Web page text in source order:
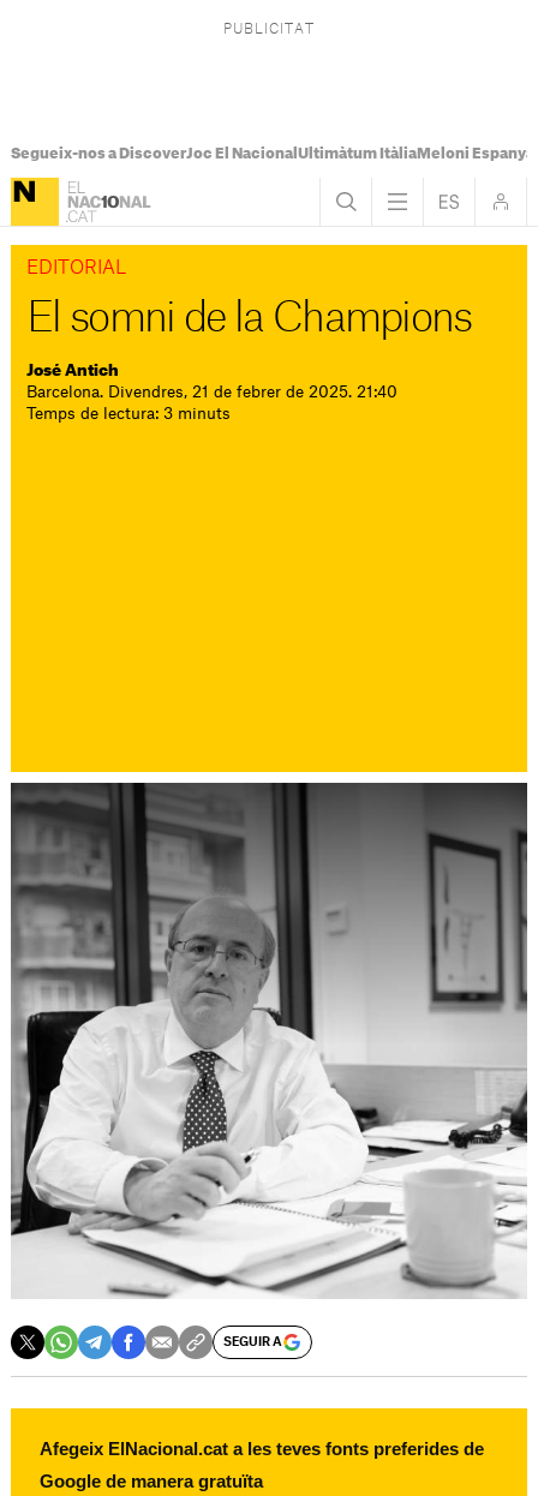
Segueix-nos a DiscoverJoc El Nacional Ultimàtum ItàliaMeloni Espanya
EDITORIAL
El somni de la Champions
José Antich
Barcelona. Divendres, 21 de febrer de 2025. 21:40
Temps de lectura: 3 minuts
SEGUIR A
Afegeix ElNacional.cat a les teves fonts preferides de
Google de manera gratuïta